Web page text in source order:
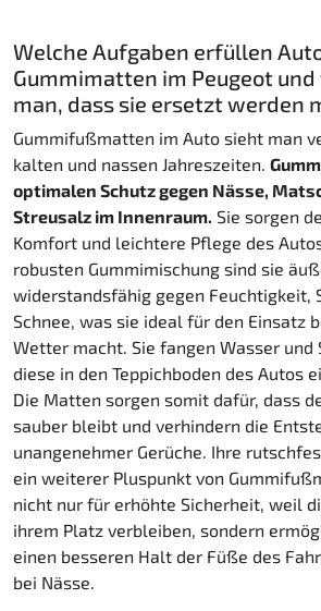
Welche Aufgaben erfüllen
Gummimatten im Peugeot
man, dass sie ersetzt werden
Gummifußmatten im Auto sieht man
kalten und nassen Jahreszeiten.
optimalen Schutz gegen Nässe,
Streusalz im Innenraum. Sie sorgen
Komfort und leichtere Pflege des
robusten Gummimischung sind sie
widerstandsfähig gegen Feuchtigkeit,
Schnee, was sie ideal für den Einsatz
Wetter macht. Sie fangen Wasser und
diese in den Teppichboden des Autos
Die Matten sorgen somit dafür, dass
sauber bleibt und verhindern die
unangenehmer Gerüche. Ihre
ein weiterer Pluspunkt von
nicht nur für erhöhte Sicherheit, weil
ihrem Platz verbleiben, sondern
einen besseren Halt der Füße des
bei Nässe.